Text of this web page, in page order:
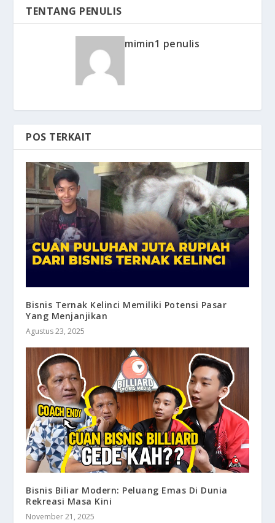
TENTANG PENULIS
mimin1 penulis
POS TERKAIT
Bisnis Ternak Kelinci Memiliki Potensi Pasar
Yang Menjanjikan
Agustus 23, 2025
Bisnis Biliar Modern: Peluang Emas Di Dunia
Rekreasi Masa Kini
November 21, 2025